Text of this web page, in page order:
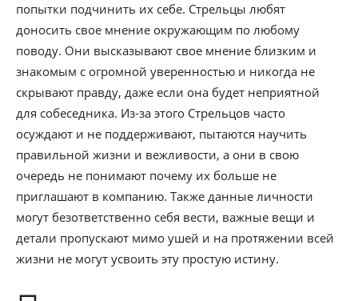
попытки подчинить их себе. Стрельцы любят
доносить свое мнение окружающим по любому
поводу. Они высказывают свое мнение близким и
знакомым с огромной уверенностью и никогда не
скрывают правду, даже если она будет неприятной
для собеседника. Из-за этого Стрельцов часто
осуждают и не поддерживают, пытаются научить
правильной жизни и вежливости, а они в свою
очередь не понимают почему их больше не
приглашают в компанию. Также данные личности
могут безответственно себя вести, важные вещи и
детали пропускают мимо ушей и на протяжении всей
жизни не могут усвоить эту простую истину.